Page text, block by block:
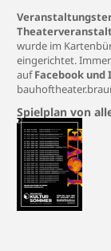
wurde im
eingerichtet.
aufFacebook
Spielplan von